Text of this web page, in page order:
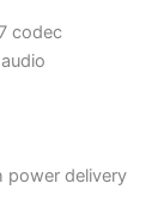
codec
power delivery